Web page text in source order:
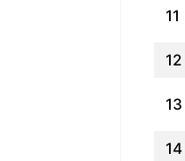
11
12
13
14